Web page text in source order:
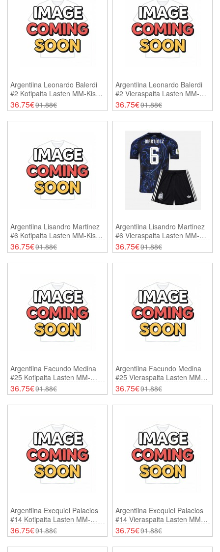
Argentiina Leonardo Balerdi
#2 Kotipaita Lasten MM-Kisat
2026 Lyhythihainen (+
Shortsit)
36.75€91.88€
Argentiina Leonardo Balerdi
#2 Vieraspaita Lasten MM-
Kisat 2026 Lyhythihainen (+
Shortsit)
36.75€91.88€
Argentiina Lisandro Martinez
#6 Kotipaita Lasten MM-Kisat
2026 Lyhythihainen (+
Shortsit)
36.75€91.88€
Argentiina Lisandro Martinez
#6 Vieraspaita Lasten MM-
Kisat 2026 Lyhythihainen (+
Shortsit)
36.75€91.88€
Argentiina Facundo Medina
#25 Kotipaita Lasten MM-
Kisat 2026 Lyhythihainen (+
Shortsit)
36.75€91.88€
Argentiina Facundo Medina
#25 Vieraspaita Lasten MM-
Kisat 2026 Lyhythihainen (+
Shortsit)
36.75€91.88€
Argentiina Exequiel Palacios
#14 Kotipaita Lasten MM-
Kisat 2026 Lyhythihainen (+
Shortsit)
36.75€91.88€
Argentiina Exequiel Palacios
#14 Vieraspaita Lasten MM-
Kisat 2026 Lyhythihainen (+
Shortsit)
36.75€91.88€